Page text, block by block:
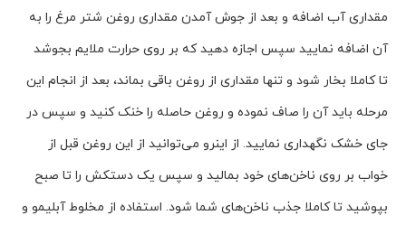
مقداری آب اضافه و بعد از جوش آمدن مقداری روغن شتر مرغ را به
آن اضافه نمایید سپس اجازه دهید که بر روی حرارت ملایم بجوشد
تا کاملا بخار شود و تنها مقداری از روغن باقی بماند، بعد از انجام این
مرحله باید آن را صاف نموده و روغن حاصله را خنک کنید و سپس در
جای خشک نگهداری نمایید. از اینرو می‌توانید از این روغن قبل از
خواب بر روی ناخن‌های خود بمالید و سپس یک دستکش را تا صبح
بپوشید تا کاملا جذب ناخن‌های شما شود. استفاده از مخلوط آبلیمو و